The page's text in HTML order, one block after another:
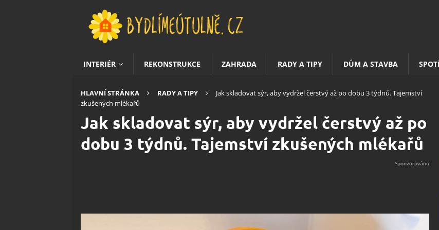
INTERIÉR REKONSTRUKCE ZAHRADA RADY A TIPY DŮM A STAVBA
HLAVNÍ STRÁNKA RADY A TIPY
Jak skladovat sýr, aby vydržel čerstvý až po dobu 3 týdnů. Tajemství
zkušených mlékařů
Jak skladovat sýr, aby vydržel čerstvý až po
dobu 3 týdnů. Tajemství zkušených mlékařů